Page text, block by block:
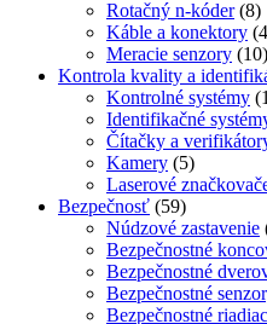
Rotačný n-kóder (8)
Káble a konektory
Meracie senzory (10)
Kontrola kvality a
Kontrolné systémy
Identifikačné
Čítačky a
Kamery (5)
Laserové
Bezpečnosť (59)
Núdzové zastavenie
Bezpečnostné
Bezpečnostné
Bezpečnostné
Bezpečnostné